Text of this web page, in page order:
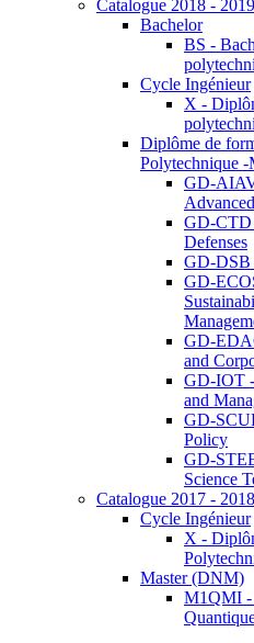
Catalogue 2018 - 2019
Bachelor
BS -
Cycle Ingénieur
X -
Diplôme de
Polytechnique
GD-
GD-CTD
Defenses
GD-DSB
GD-
GD-
and
GD-IOT
and
GD-
Policy
GD-
Science
Catalogue 2017 - 2018
Cycle Ingénieur
X -
Master (DNM)
M1QMI